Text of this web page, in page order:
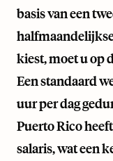
basis van een
kiest, moet u op
Een standaard
uur per dag
Puerto Rico
salaris, wat een